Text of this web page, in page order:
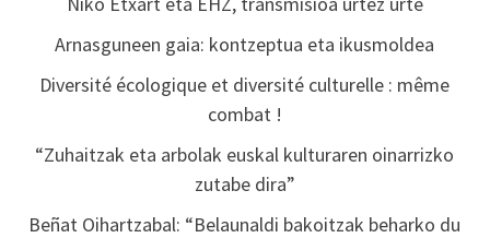
Arnasguneen gaia: kontzeptua eta ikusmoldea
Diversité écologique et diversité culturelle : même
combat !
“Zuhaitzak eta arbolak euskal kulturaren oinarrizko
zutabe dira”
Beñat Oihartzabal: “Belaunaldi bakoitzak beharko du